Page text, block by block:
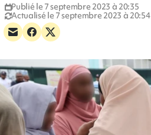
Publié le 7 septembre 2023 à 20:35
Actualisé le 7 septembre 2023 à 20:54